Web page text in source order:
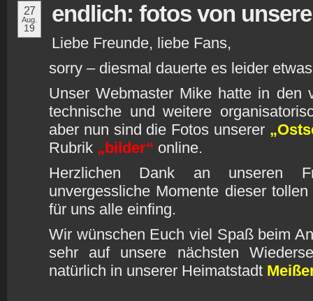
27
Aug.
19
endlich: fotos von
Liebe Freunde, liebe Fans,
sorry – diesmal dauerte es leider
Unser Webmaster Mike hatte in den
technische und weitere
aber nun sind die Fotos unserer
Rubrik „bilder“ online.
Herzlichen Dank an unseren
unvergessliche Momente dieser
für uns alle einfing.
Wir wünschen Euch viel Spaß beim
sehr auf unsere nächsten
natürlich in unserer Heimatstadt